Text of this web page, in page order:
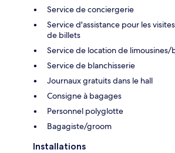
Service de conciergerie
Service d'assistance pour les
de billets
Service de location de limousines/
Service de blanchisserie
Journaux gratuits dans le hall
Consigne à bagages
Personnel polyglotte
Bagagiste/groom
Installations